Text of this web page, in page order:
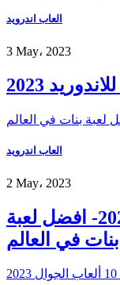
العاب اندرويد
3 May، 2023
العاب اندرويد
2 May، 2023
أفضل العاب بنات للموبايل 2023- افضل لعبة
بنات في العالم